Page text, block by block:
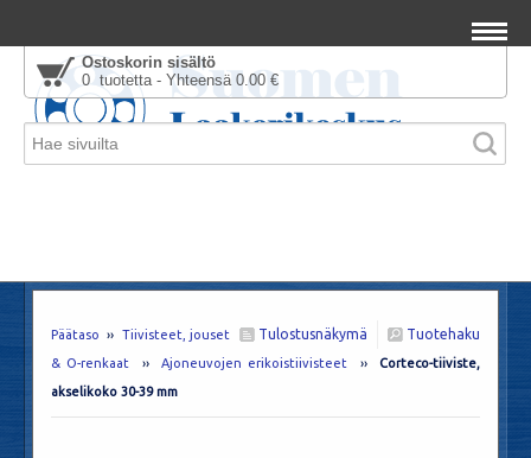
Ostoskorin sisältö
0 tuotetta - Yhteensä 0.00 €
Tuotehaku
Tulostusnäkymä
Päätaso ›› Tiivisteet, jouset
& O-renkaat
››Ajoneuvojen erikoistiivisteet ››Corteco-tiiviste,
akselikoko 30-39 mm